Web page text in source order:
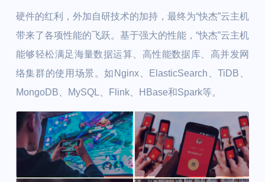
硬件的红利，外加自研技术的加持，最终为“快杰”云主机
带来了各项性能的飞跃。基于强大的性能，“快杰”云主机
能够轻松满足海量数据运算、高性能数据库、高并发网
络集群的使用场景。如Nginx、ElasticSearch、TiDB、
MongoDB、MySQL、Flink、HBase和Spark等。